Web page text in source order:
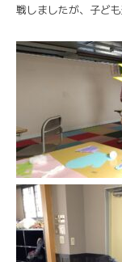
戦しましたが、子ど